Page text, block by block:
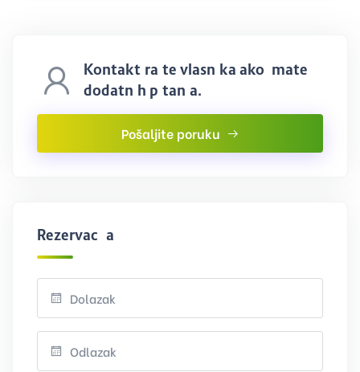
Kontaktirajte vlasnika ako imate
dodatnih pitanja.
Pošaljite poruku
Rezervacija